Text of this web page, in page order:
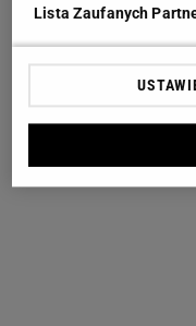
Lista Zaufanych